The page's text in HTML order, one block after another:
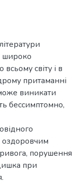
широко
світу і в
притаманні
виникати
бессимптомно,
оздоровчим
порушення
при